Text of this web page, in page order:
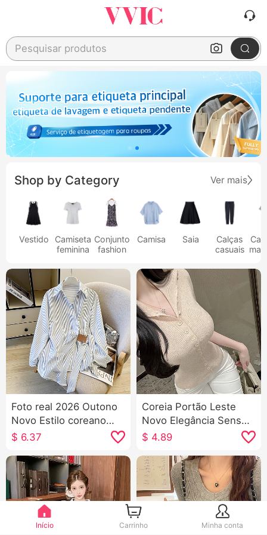
Pesquisar produtos
Shop by Category Ver mais
Vestido
Camiseta
feminina
Conjunto
fashion
Camisa Saia
Calças
casuais
Foto real 2026 Outono
Novo Estilo coreano
Ajustado Gás
Sentido Nicho pequeno
Listrado Cintura
ajustada Manga longa
Camisa feminino
$ 6.37
Coreia Portão Leste
Novo Elegância Sensual
Ajustado Xian Corpo
Sem mangas Malha
Camiseta Top
$ 4.89
Início Carrinho Minha conta